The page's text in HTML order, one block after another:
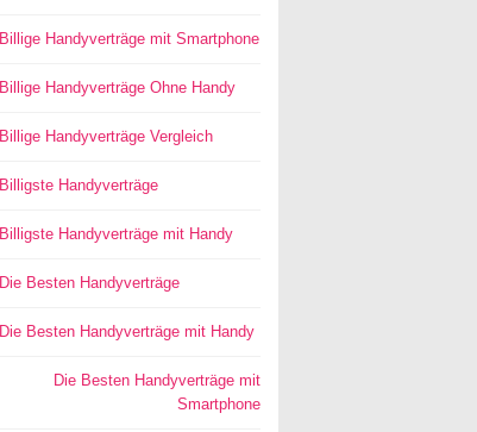
Billige Handyverträge mit Smartphone
Billige Handyverträge Ohne Handy
Billige Handyverträge Vergleich
Billigste Handyverträge
Billigste Handyverträge mit Handy
Die Besten Handyverträge
Die Besten Handyverträge mit Handy
Die Besten Handyverträge mit
Smartphone